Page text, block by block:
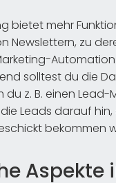
bietet mehr
Newslettern, zu
Automation.
solltest du die
du z. B. einen
Leads darauf
bekommen
Aspekte